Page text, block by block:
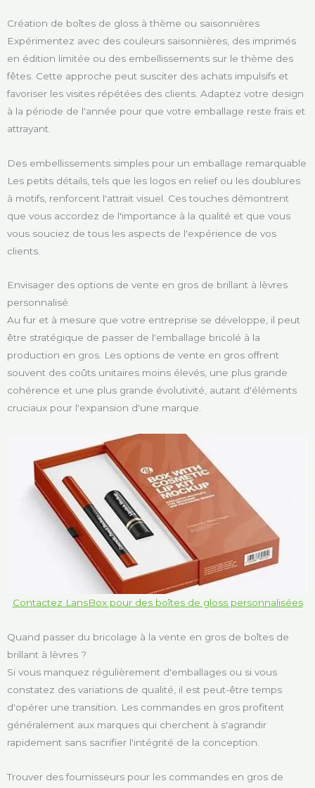
Création de boîtes de gloss à thème ou saisonnières
Expérimentez avec des couleurs saisonnières, des imprimés
en édition limitée ou des embellissements sur le thème des
fêtes. Cette approche peut susciter des achats impulsifs et
favoriser les visites répétées des clients. Adaptez votre design
à la période de l'année pour que votre emballage reste frais et
attrayant.
Des embellissements simples pour un emballage remarquable
Les petits détails, tels que les logos en relief ou les doublures
à motifs, renforcent l'attrait visuel. Ces touches démontrent
que vous accordez de l'importance à la qualité et que vous
vous souciez de tous les aspects de l'expérience de vos
clients.
Envisager des options de vente en gros de brillant à lèvres
personnalisé
Au fur et à mesure que votre entreprise se développe, il peut
être stratégique de passer de l'emballage bricolé à la
production en gros. Les options de vente en gros offrent
souvent des coûts unitaires moins élevés, une plus grande
cohérence et une plus grande évolutivité, autant d'éléments
cruciaux pour l'expansion d'une marque.
Contactez LansBox pour des boîtes de gloss personnalisées
Quand passer du bricolage à la vente en gros de boîtes de
brillant à lèvres ?
Si vous manquez régulièrement d'emballages ou si vous
constatez des variations de qualité, il est peut-être temps
d'opérer une transition. Les commandes en gros profitent
généralement aux marques qui cherchent à s'agrandir
rapidement sans sacrifier l'intégrité de la conception.
Trouver des fournisseurs pour les commandes en gros de